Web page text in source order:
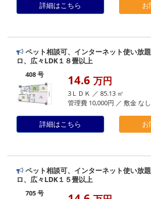
詳細はこちら お
ペット相談可、インターネット使い放
ロ、広々LDK１８畳以上
408 号 14.6 万円
3ＬＤＫ ／ 85.13 ㎡
管理費 10,000円 ／ 敷金 な
詳細はこちら お
ペット相談可、インターネット使い放
ロ、広々LDK１５畳以上
705 号